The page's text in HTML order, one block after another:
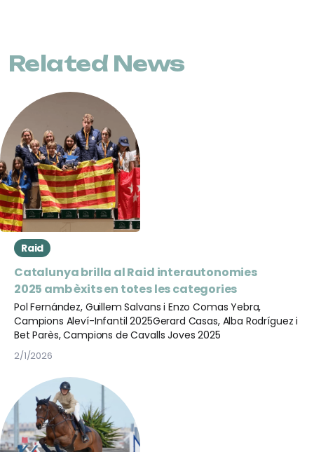
Related News
Raid
Catalunya brilla al Raid interautonomies
2025 amb èxits en totes les categories
Pol Fernández, Guillem Salvans i Enzo Comas Yebra,
Campions Aleví-Infantil 2025Gerard Casas, Alba Rodríguez i
Bet Parès, Campions de Cavalls Joves 2025
2/1/2026